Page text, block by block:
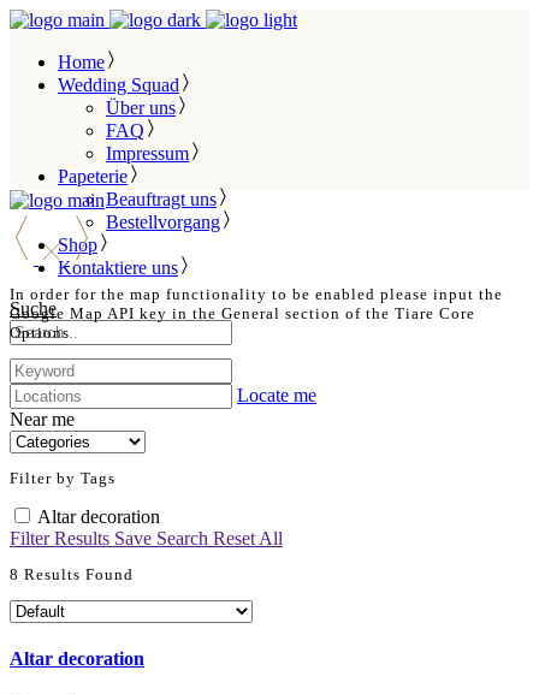
Home
Wedding Squad
Über uns
FAQ
Impressum
Papeterie
Beauftragt uns
Bestellvorgang
Shop
Kontaktiere uns
Suche
In order for the map functionality to be enabled please input the
Google Map API key in the General section of the Tiare Core
Options
Locate me
Near me
Filter by Tags
Altar decoration
Filter Results Save Search Reset All
8 Results Found
Altar decoration